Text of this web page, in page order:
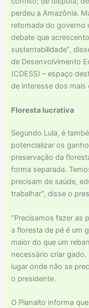
perdeu a Amazônia.
retomada do governo
debate que
sustentabilidade”,
de Desenvolvimento
(CDESS) – espaço
de interesse dos
Floresta lucrativa
Segundo Lula, é
potencializar os
preservação da
forma separada.
precisam de saúde,
trabalhar”, disse o
“Precisamos fazer as
a floresta de pé é um
maior do que um
necessário criar
lugar onde não se
o presidente.
O Planalto informa